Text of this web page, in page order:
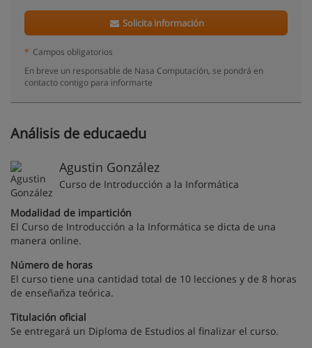
Solicita información
* Campos obligatorios
En breve un responsable de Nasa Computación, se pondrá en
contacto contigo para informarte
Análisis de educaedu
Agustin González
Curso de Introducción a la Informática
Modalidad de impartición
El Curso de Introducción a la Informática se dicta de una
manera online.
Número de horas
El curso tiene una cantidad total de 10 lecciones y de 8 horas
de enseñañza teórica.
Titulación oficial
Se entregará un Diploma de Estudios al finalizar el curso.